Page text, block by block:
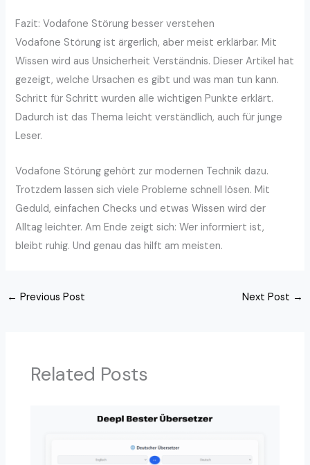
Fazit: Vodafone Störung besser verstehen
Vodafone Störung ist ärgerlich, aber meist erklärbar. Mit
Wissen wird aus Unsicherheit Verständnis. Dieser Artikel hat
gezeigt, welche Ursachen es gibt und was man tun kann.
Schritt für Schritt wurden alle wichtigen Punkte erklärt.
Dadurch ist das Thema leicht verständlich, auch für junge
Leser.
Vodafone Störung gehört zur modernen Technik dazu.
Trotzdem lassen sich viele Probleme schnell lösen. Mit
Geduld, einfachen Checks und etwas Wissen wird der
Alltag leichter. Am Ende zeigt sich: Wer informiert ist,
bleibt ruhig. Und genau das hilft am meisten.
← Previous Post Next Post →
Related Posts